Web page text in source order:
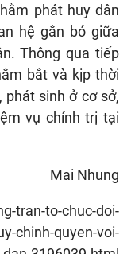
phát huy dân
hệ gắn bó giữa
Thông qua tiếp
bắt và kịp thời
sinh ở cơ sở,
vụ chính trị tại
Mai Nhung
tran-to-chuc-doi-
chinh-quyen-voi-